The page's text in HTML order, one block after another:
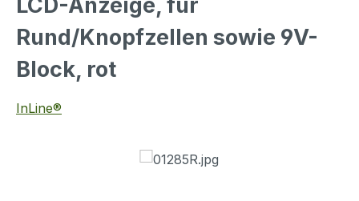
Rund/Knopfzellen sowie 9V-
Block, rot
InLine®
Bildergalerie überspringen